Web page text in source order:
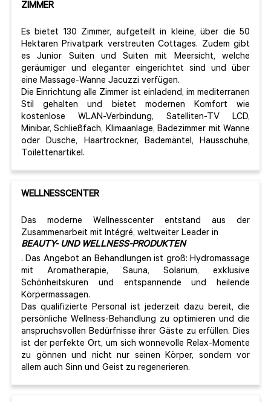
ZIMMER
Es bietet 130 Zimmer, aufgeteilt in kleine, über die 50
Hektaren Privatpark verstreuten Cottages. Zudem gibt
es Junior Suiten und Suiten mit Meersicht, welche
geräumiger und eleganter eingerichtet sind und über
eine Massage-Wanne Jacuzzi verfügen.
Die Einrichtung alle Zimmer ist einladend, im mediterranen
Stil gehalten und bietet modernen Komfort wie
kostenlose WLAN-Verbindung, Satelliten-TV LCD,
Minibar, Schließfach, Klimaanlage, Badezimmer mit Wanne
oder Dusche, Haartrockner, Bademäntel, Hausschuhe,
Toilettenartikel.
WELLNESSCENTER
Das moderne Wellnesscenter entstand aus der
Zusammenarbeit mit Intégré, weltweiter Leader in
BEAUTY- UND WELLNESS-PRODUKTEN
. Das Angebot an Behandlungen ist groß: Hydromassage
mit Aromatherapie, Sauna, Solarium, exklusive
Schönheitskuren und entspannende und heilende
Körpermassagen.
Das qualifizierte Personal ist jederzeit dazu bereit, die
persönliche Wellness-Behandlung zu optimieren und die
anspruchsvollen Bedürfnisse ihrer Gäste zu erfüllen. Dies
ist der perfekte Ort, um sich wonnevolle Relax-Momente
zu gönnen und nicht nur seinen Körper, sondern vor
allem auch Sinn und Geist zu regenerieren.